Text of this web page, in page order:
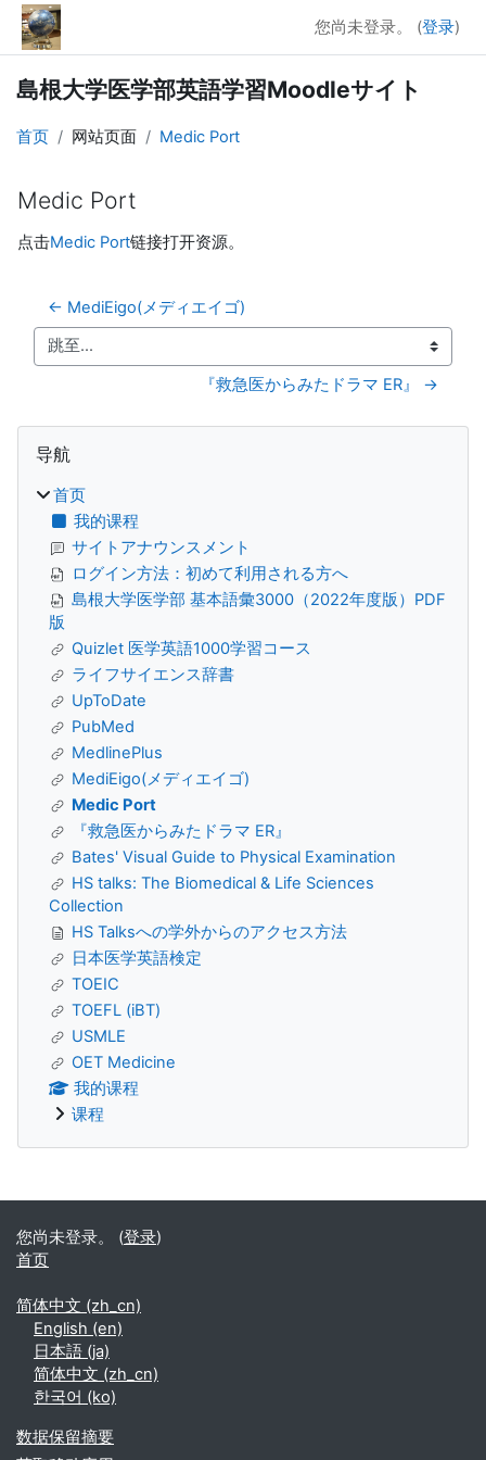
跳到主要内容
您尚未登录。 (登录)
島根大学医学部英語学習Moodleサイト
首页 网站页面 Medic Port
Medic Port
完成条件
点击Medic Port链接打开资源。
← MediEigo(メディエイゴ)
跳至...
『救急医からみたドラマ ER』 →
版块
导航
首页
我的课程
サイトアナウンスメント
ログイン方法：初めて利用される方へ
島根大学医学部 基本語彙3000（2022年度版）PDF
版
Quizlet 医学英語1000学習コース
ライフサイエンス辞書
UpToDate
PubMed
MedlinePlus
MediEigo(メディエイゴ)
Medic Port
『救急医からみたドラマ ER』
Bates' Visual Guide to Physical Examination
HS talks: The Biomedical & Life Sciences
Collection
HS Talksへの学外からのアクセス方法
日本医学英語検定
TOEIC
TOEFL (iBT)
USMLE
OET Medicine
我的课程
课程
补充内容块
您尚未登录。 (登录)
首页
简体中文 ‎(zh_cn)‎
English ‎(en)‎
日本語 ‎(ja)‎
简体中文 ‎(zh_cn)‎
한국어 ‎(ko)‎
‎数据保留摘要‎